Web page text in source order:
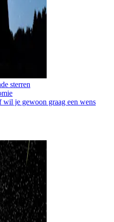
sterren
je gewoon graag een wens